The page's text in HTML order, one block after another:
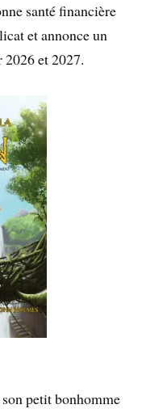
santé financière
et annonce un
et 2027.
petit bonhomme